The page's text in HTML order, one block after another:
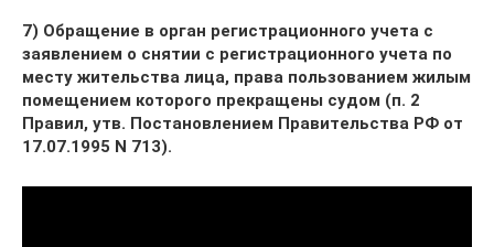
7) Обращение в орган регистрационного учета с
заявлением о снятии с регистрационного учета по
месту жительства лица, права пользованием жилым
помещением которого прекращены судом (п. 2
Правил, утв. Постановлением Правительства РФ от
17.07.1995 N 713).